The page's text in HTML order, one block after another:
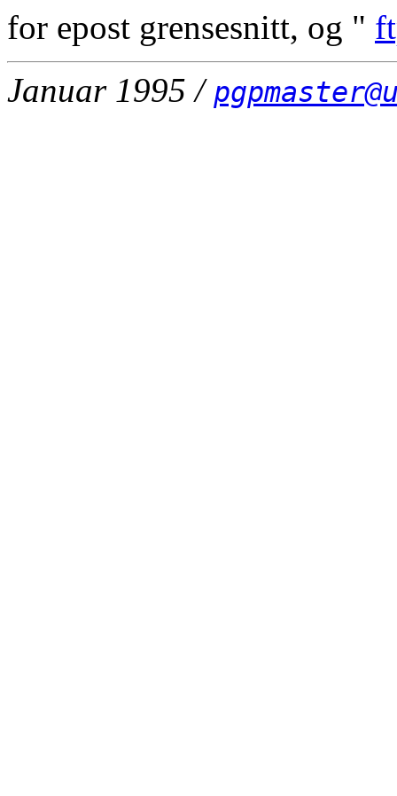
for epost grensesnitt, og "
Januar 1995 /